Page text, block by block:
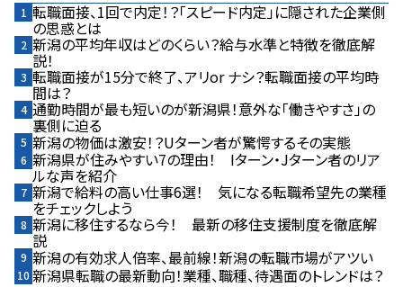
転職面接、1回で内定！？――「スピード内定」に隠された企業側
の思惑とは
新潟の平均年収はどのくらい？給与水準と特徴を徹底解
説！
転職面接が15分で終了、アリor ナシ？――転職面接の平均時
間は？
通勤時間が最も短いのが新潟県！――意外な「働きやすさ」の
裏側に迫る
新潟の物価は激安！？――Uターン者が驚愕するその実態
新潟県が住みやすい7の理由！ Iターン・Jターン者のリア
ルな声を紹介
新潟で給料の高い仕事6選！ 気になる転職希望先の業種
をチェックしよう
新潟に移住するなら今！ 最新の移住支援制度を徹底解
説
新潟の有効求人倍率、最前線！――新潟の転職市場がアツい
新潟県転職の最新動向！――業種、職種、待遇面のトレンドは？